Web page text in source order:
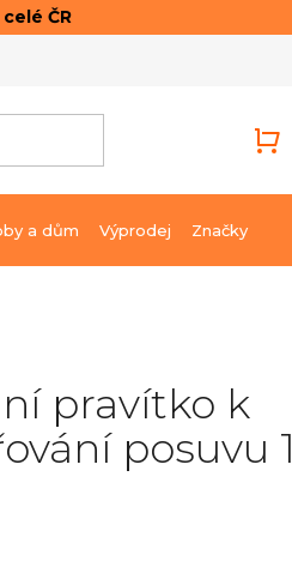
ČR
a dům Výprodej Značky
pravítko k
posuvu